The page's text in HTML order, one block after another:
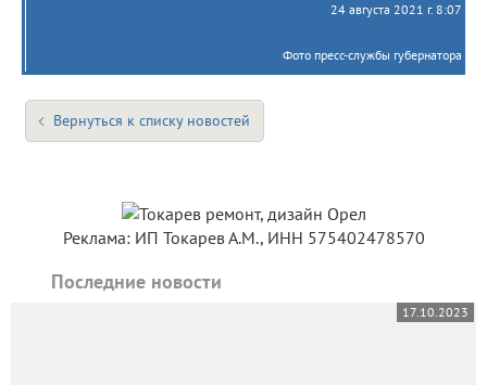
24 августа 2021 г. 8:07
Фото пресс-службы губернатора
Вернуться к списку новостей
Реклама: ИП Токарев А.М., ИНН 575402478570
Последние новости
17.10.2023